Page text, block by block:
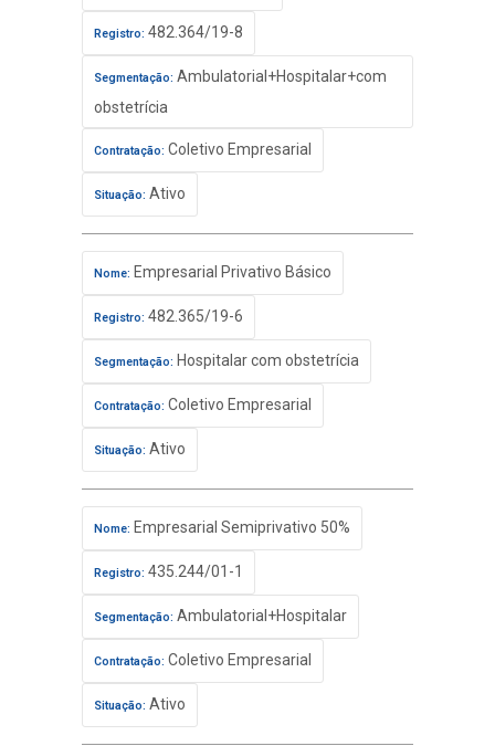
Registro: 482.364/19-8
Segmentação: Ambulatorial+Hospitalar+com
obstetrícia
Contratação: Coletivo Empresarial
Situação: Ativo
Nome: Empresarial Privativo Básico
Registro: 482.365/19-6
Segmentação: Hospitalar com obstetrícia
Contratação: Coletivo Empresarial
Situação: Ativo
Nome: Empresarial Semiprivativo 50%
Registro: 435.244/01-1
Segmentação: Ambulatorial+Hospitalar
Contratação: Coletivo Empresarial
Situação: Ativo